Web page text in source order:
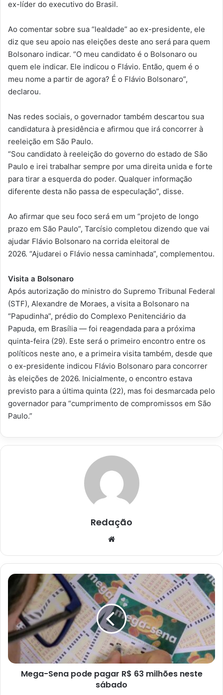
ex-líder do executivo do Brasil.
Ao comentar sobre sua “lealdade” ao ex-presidente, ele
diz que seu apoio nas eleições deste ano será para quem
Bolsonaro indicar. “O meu candidato é o Bolsonaro ou
quem ele indicar. Ele indicou o Flávio. Então, quem é o
meu nome a partir de agora? É o Flávio Bolsonaro”,
declarou.
Nas redes sociais, o governador também descartou sua
candidatura à presidência e afirmou que irá concorrer à
reeleição em São Paulo.
“Sou candidato à reeleição do governo do estado de São
Paulo e irei trabalhar sempre por uma direita unida e forte
para tirar a esquerda do poder. Qualquer informação
diferente desta não passa de especulação”, disse.
Ao afirmar que seu foco será em um “projeto de longo
prazo em São Paulo”, Tarcísio completou dizendo que vai
ajudar Flávio Bolsonaro na corrida eleitoral de
2026. “Ajudarei o Flávio nessa caminhada”, complementou.
Visita a Bolsonaro
Após autorização do ministro do Supremo Tribunal Federal
(STF), Alexandre de Moraes, a visita a Bolsonaro na
“Papudinha”, prédio do Complexo Penitenciário da
Papuda, em Brasília — foi reagendada para a próxima
quinta-feira (29). Este será o primeiro encontro entre os
políticos neste ano, e a primeira visita também, desde que
o ex-presidente indicou Flávio Bolsonaro para concorrer
às eleições de 2026. Inicialmente, o encontro estava
previsto para a última quinta (22), mas foi desmarcada pelo
governador para “cumprimento de compromissos em São
Paulo.”
Redação
Mega-
pode
pagar
63
milhões
neste
sábado
Mega-Sena pode pagar R$ 63 milhões neste
sábado